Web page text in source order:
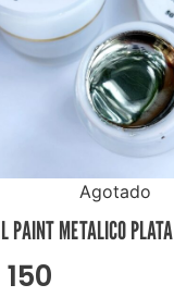
Agotado
PAINT METALICO PLATA
150